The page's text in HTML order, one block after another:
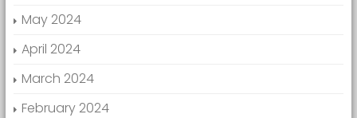
May 2024
April 2024
March 2024
February 2024